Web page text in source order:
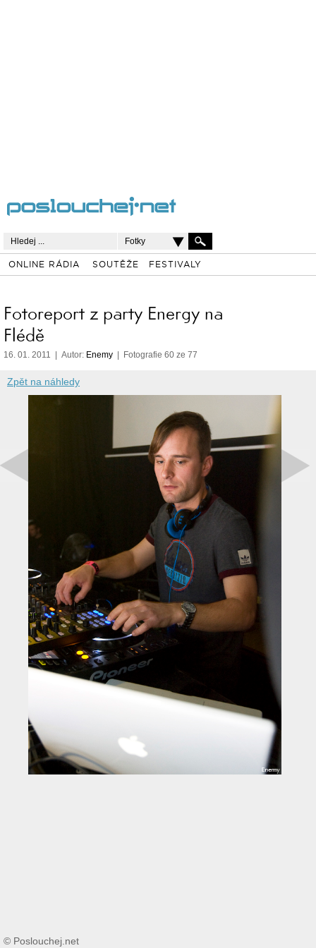
Fotky
ONLINE RÁDIA SOUTĚŽE FESTIVALY
Fotoreport z party Energy na
Flédě
16. 01. 2011 | Autor: Enemy | Fotografie 60 ze 77
Zpět na náhledy
© Poslouchej.net